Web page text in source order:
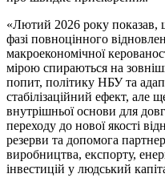
«Лютий 2026 року показав,
фазі повноцінного
макроекономічної
мірою спираються на
попит, політику НБУ та
стабілізаційний ефект, але
внутрішньої основи для
переходу до нової якості
резерви та допомога
виробництва, експорту,
інвестицій у людський